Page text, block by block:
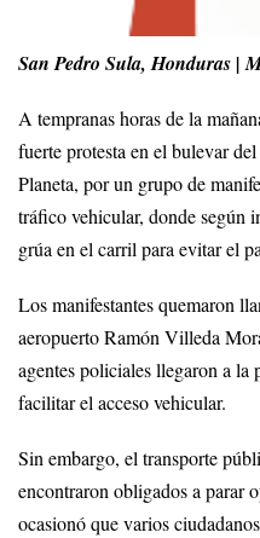
San Pedro Sula, Honduras |
A tempranas horas de la
fuerte protesta en el bulevar
Planeta, por un grupo de
tráfico vehicular, donde según
grúa en el carril para evitar el
Los manifestantes quemaron
aeropuerto Ramón Villeda
agentes policiales llegaron a la
facilitar el acceso vehicular.
Sin embargo, el transporte
encontraron obligados a parar
ocasionó que varios